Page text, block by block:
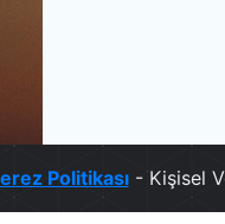
Politikası- Kişisel